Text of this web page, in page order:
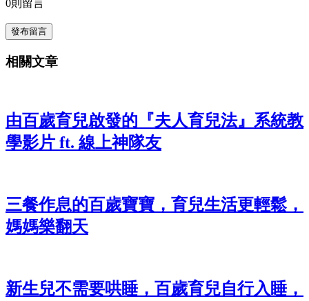
0則留言
發布留言
相關文章
由百歲育兒啟發的『夫人育兒法』系統教
學影片 ft. 線上神隊友
三餐作息的百歲寶寶，育兒生活更輕鬆，
媽媽樂翻天
新生兒不需要哄睡，百歲育兒自行入睡，